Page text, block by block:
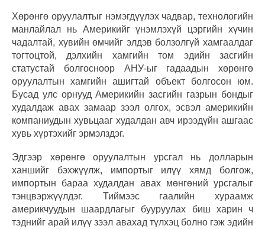
Хөрөнгө оруулалтыг нэмэгдүүлэх чадвар, технологийн
манлайлал нь Америкийг үнэмлэхүй цэргийн хүчин
чадалтай, хувийн өмчийг элдэв болзолгүй хамгаалдаг
тогтоцтой, дэлхийн хамгийн том эдийн засгийн
статустай болгосноор АНУ-ыг гадаадын хөрөнгө
оруулалтын хамгийн ашигтай объект болгосон юм.
Бусад улс орнууд Америкийн засгийн газрын бондыг
худалдаж авах замаар зээл олгох, эсвэл америкийн
компаниудын хувьцааг худалдан авч ирээдүйн ашгаас
хувь хүртэхийг эрмэлздэг.
Эдгээр хөрөнгө оруулалтын урсгал нь долларын
ханшийг бэхжүүлж, импортыг илүү хямд болгож,
импортын бараа худалдан авах мөнгөний урсгалыг
тэнцвэржүүлдэг. Тиймээс гаалийн хураамж
америкчуудын шаардлагыг бууруулах биш харин ч
тэднийг арай илүү зээл авахад түлхэц болно гэж эдийн